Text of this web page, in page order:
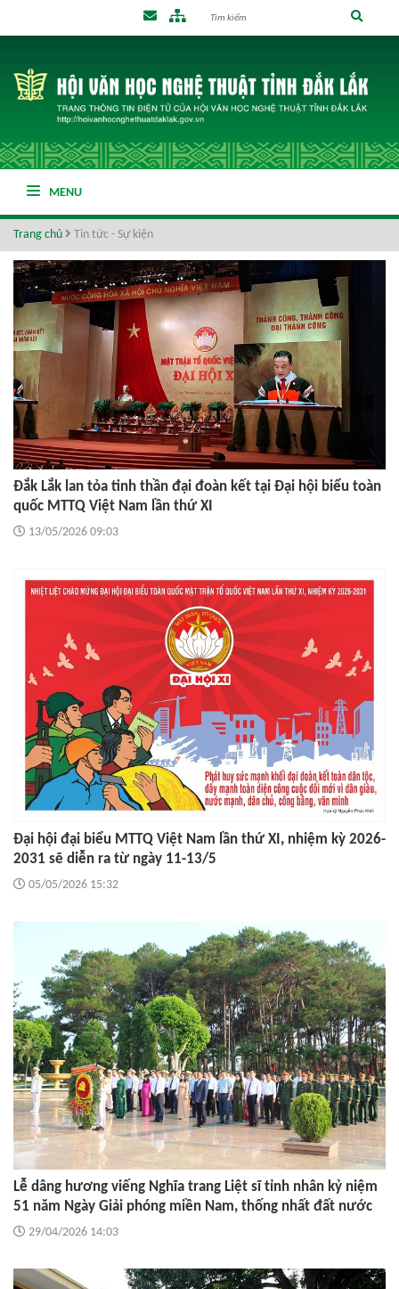
MENU
Trang chủ Tin tức - Sự kiện
Đắk Lắk lan tỏa tinh thần đại đoàn kết tại Đại hội biểu toàn
quốc MTTQ Việt Nam lần thứ XI
13/05/2026 09:03
Đại hội đại biểu MTTQ Việt Nam lần thứ XI, nhiệm kỳ 2026-
2031 sẽ diễn ra từ ngày 11-13/5
05/05/2026 15:32
Lễ dâng hương viếng Nghĩa trang Liệt sĩ tỉnh nhân kỷ niệm
51 năm Ngày Giải phóng miền Nam, thống nhất đất nước
29/04/2026 14:03